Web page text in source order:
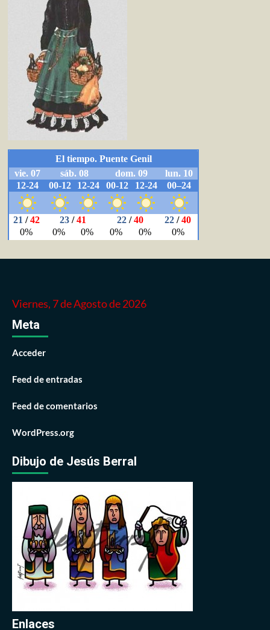
Viernes, 7 de Agosto de 2026
Meta
Acceder
Feed de entradas
Feed de comentarios
WordPress.org
Dibujo de Jesús Berral
Enlaces